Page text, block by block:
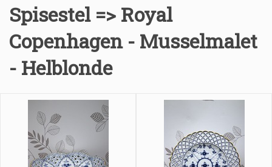
Spisestel => Royal
Copenhagen - Musselmalet
- Helblonde